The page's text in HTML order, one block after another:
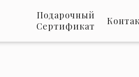
Подарочный
Сертификат